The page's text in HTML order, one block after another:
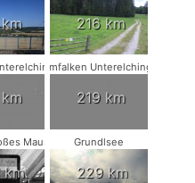
216 km
Turmfalken Unterelchingen
219 km
Mausohr
km
Grundlsee
229 km